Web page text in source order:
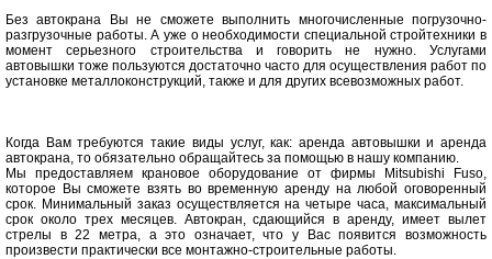
Без автокрана Вы не сможете выполнить многочисленные погрузочно-
разгрузочные работы. А уже о необходимости специальной стройтехники в
момент серьезного строительства и говорить не нужно. Услугами
автовышки тоже пользуются достаточно часто для осуществления работ по
установке металлоконструкций, также и для других всевозможных работ.
Когда Вам требуются такие виды услуг, как: аренда автовышки и аренда
автокрана, то обязательно обращайтесь за помощью в нашу компанию.
Мы предоставляем крановое оборудование от фирмы Mitsubishi Fuso,
которое Вы сможете взять во временную аренду на любой оговоренный
срок. Минимальный заказ осуществляется на четыре часа, максимальный
срок около трех месяцев. Автокран, сдающийся в аренду, имеет вылет
стрелы в 22 метра, а это означает, что у Вас появится возможность
произвести практически все монтажно-строительные работы.